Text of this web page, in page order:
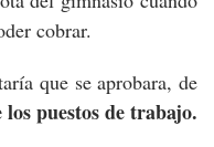
cobrar.
que se aprobara, de
puestos de trabajo.